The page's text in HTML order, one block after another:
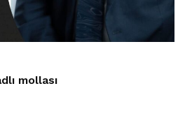
mollası